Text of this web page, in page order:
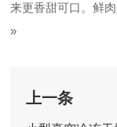
来更香甜可口。鲜
»
上一条